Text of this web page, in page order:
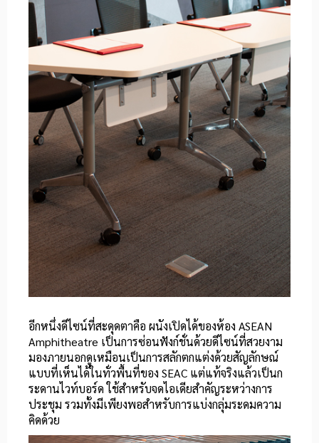
อีกหนึ่งดีไซน์ที่สะดุดตาคือ ผนังเปิดได้ของห้อง ASEAN
Amphitheatre เป็นการซ่อนฟังก์ชั่นด้วยดีไซน์ที่สวยงาม
มองภายนอกดูเหมือนเป็นการสลักตกแต่งด้วยสัญลักษณ์
แบบที่เห็นได้ในทั่วพื้นที่ของ SEAC แต่แท้จริงแล้วเป็นก
ระดานไวท์บอร์ด ใช้สำหรับจดไอเดียสำคัญระหว่างการ
ประชุม รวมทั้งมีเพียงพอสำหรับการแบ่งกลุ่มระดมความ
คิดด้วย